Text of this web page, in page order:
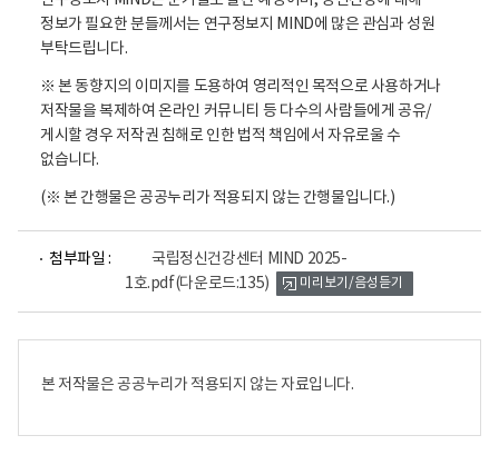
정보가 필요한 분들께서는 연구정보지 MIND에 많은 관심과 성원
부탁드립니다.
※ 본 동향지의 이미지를 도용하여 영리적인 목적으로 사용하거나
저작물을 복제하여 온라인 커뮤니티 등 다수의 사람들에게 공유/
게시할 경우 저작권 침해로 인한 법적 책임에서 자유로울 수
없습니다.
(※ 본 간행물은 공공누리가 적용되지 않는 간행물입니다.)
첨부파일 :
국립정신건강센터 MIND 2025-
1호.pdf(다운로드:135)
어
미리보기/음성듣기
본 저작물은 공공누리가 적용되지 않는 자료입니다.